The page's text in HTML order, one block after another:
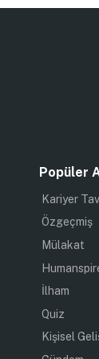
Popüler
Kariyer
Özgeçmiş
Mülakat
İlham
Quiz
Kişisel